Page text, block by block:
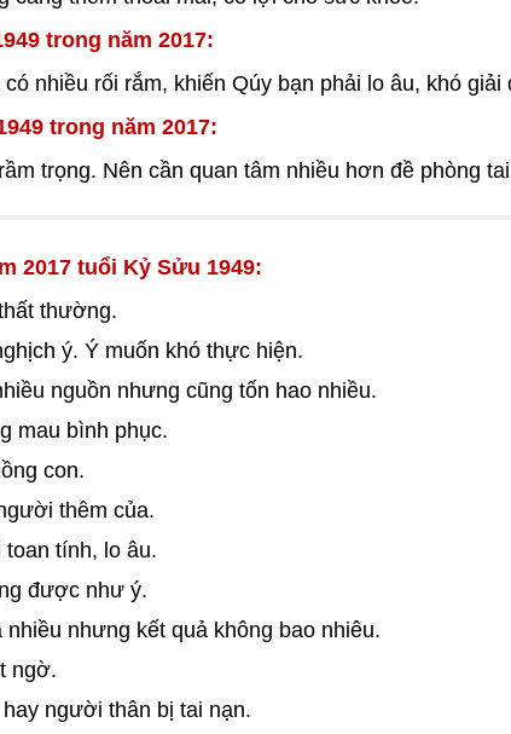
trong năm 2017:
nhiều rối rắm, khiến Qúy bạn phải lo âu, khó giải
trong năm 2017:
trọng. Nên cần quan tâm nhiều hơn đề phòng
2017 tuổi Kỷ Sửu 1949:
thường.
ý. Ý muốn khó thực hiện.
nguồn nhưng cũng tốn hao nhiều.
mau bình phục.
con.
thêm của.
tính, lo âu.
được như ý.
nhưng kết quả không bao nhiêu.
ngờ.
người thân bị tai nạn.